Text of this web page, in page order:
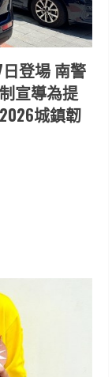
登場 南警
宣導為提
城鎮韌